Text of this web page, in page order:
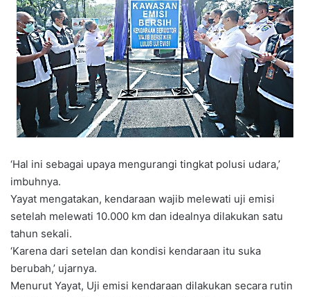
‘Hal ini sebagai upaya mengurangi tingkat polusi udara,’
imbuhnya.
Yayat mengatakan, kendaraan wajib melewati uji emisi
setelah melewati 10.000 km dan idealnya dilakukan satu
tahun sekali.
‘Karena dari setelan dan kondisi kendaraan itu suka
berubah,’ ujarnya.
Menurut Yayat, Uji emisi kendaraan dilakukan secara rutin